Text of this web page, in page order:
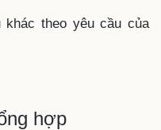
theo yêu cầu của
hợp